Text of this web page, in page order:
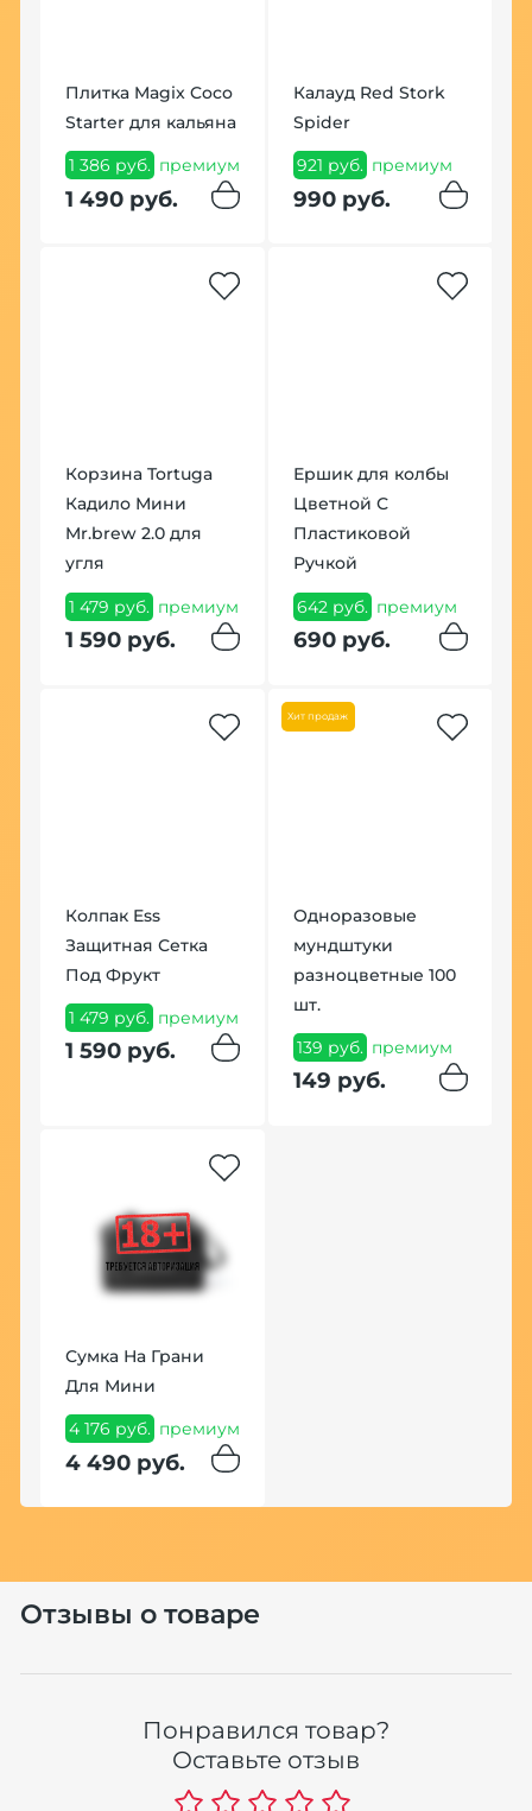
Плитка Magix Coco
Starter для кальяна
1 386 руб. премиум
1 490 руб.
Калауд Red Stork
Spider
921 руб. премиум
990 руб.
Корзина Tortuga
Кадило Мини
Mr.brew 2.0 для
угля
1 479 руб. премиум
1 590 руб.
Ершик для колбы
Цветной С
Пластиковой
Ручкой
642 руб. премиум
690 руб.
Колпак Ess
Защитная Сетка
Под Фрукт
1 479 руб. премиум
1 590 руб.
Хит продаж
Одноразовые
мундштуки
разноцветные 100
шт.
139 руб. премиум
149 руб.
Сумка На Грани
Для Мини
4 176 руб. премиум
4 490 руб.
Отзывы о товаре
Понравился товар?
Оставьте отзыв